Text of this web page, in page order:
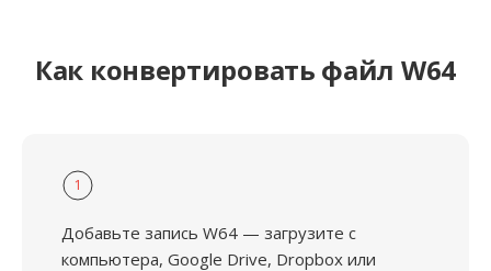
Как конвертировать файл W64
1
Добавьте запись W64 — загрузите с
компьютера, Google Drive, Dropbox или